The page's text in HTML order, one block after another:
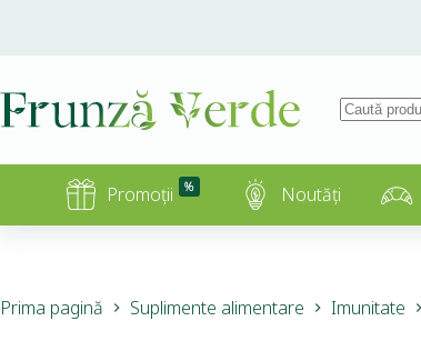
Promoții % Noutăți
Prima pagină Suplimente alimentare Imunitate